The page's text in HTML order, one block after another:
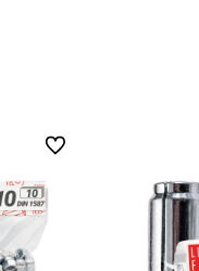
Zu Favoriten